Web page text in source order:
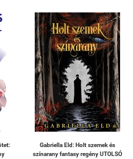
Gabriella Eld: Holt szemek és
színarany fantasy regény UTOLSÓ